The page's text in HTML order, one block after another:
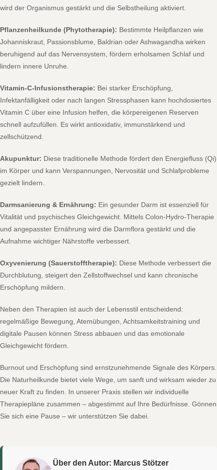
wird der Organismus gestärkt und die Selbstheilung aktiviert.
Pflanzenheilkunde (Phytotherapie): Bestimmte Heilpflanzen wie
Johanniskraut, Passionsblume, Baldrian oder Ashwagandha wirken
beruhigend auf das Nervensystem, fördern erholsamen Schlaf und
lindern innere Unruhe.
Vitamin-C-Infusionstherapie: Bei starker Erschöpfung,
Infektanfälligkeit oder nach langen Stressphasen kann hochdosiertes
Vitamin C über eine Infusion helfen, die körpereigenen Reserven
schnell aufzufüllen. Es wirkt antioxidativ, immunstärkend und
zellschützend.
Akupunktur: Diese traditionelle Methode fördert den Energiefluss (Qi)
im Körper und kann Verspannungen, Nervosität und Schlafprobleme
gezielt lindern.
Darmsanierung & Ernährung: Ein gesunder Darm ist essenziell für
Vitalität und psychisches Gleichgewicht. Mittels Colon-Hydro-Therapie
und angepasster Ernährung wird die Darmflora gestärkt und die
Aufnahme wichtiger Nährstoffe verbessert.
Oxyvenierung (Sauerstofftherapie): Diese Methode verbessert die
Durchblutung, steigert den Zellstoffwechsel und kann chronische
Erschöpfung mildern.
Neben den Therapien ist auch der Lebensstil entscheidend:
regelmäßige Bewegung, Atemübungen, Achtsamkeitstraining und
digitale Pausen können Stress abbauen und das emotionale
Gleichgewicht fördern.
Burnout und Erschöpfung sind ernstzunehmende Signale des Körpers.
Die Naturheilkunde bietet viele Wege, um sanft und wirksam wieder zu
neuer Kraft zu finden. In unserer Praxis stellen wir individuelle
Therapiepläne zusammen – abgestimmt auf Ihre Bedürfnisse. Gönnen
Sie sich eine Pause – wir unterstützen Sie dabei.
Über den Autor: Marcus Stötzer